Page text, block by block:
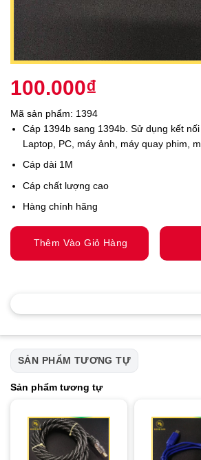
100.000₫
Mã sản phẩm: 1394
Cáp 1394b sang 1394b. Sử dụng kết
Laptop, PC, máy ảnh, máy quay phim,
Cáp dài 1M
Cáp chất lượng cao
Hàng chính hãng
Thêm Vào Giỏ Hàng
SẢN PHẨM TƯƠNG TỰ
Sản phẩm tương tự